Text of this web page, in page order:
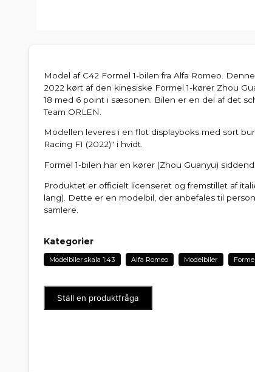
Model af C42 Formel 1-bilen fra Alfa Romeo.
2022 kørt af den kinesiske Formel 1-kører Zhou
18 med 6 point i sæsonen. Bilen er en del af det
Team ORLEN.
Modellen leveres i en flot displayboks med sort
Racing F1 (2022)" i hvidt.
Formel 1-bilen har en kører (Zhou Guanyu)
Produktet er officielt licenseret og fremstillet af
lang). Dette er en modelbil, der anbefales til
samlere.
Kategorier
Modelbiler skala 1:43 Alfa Romeo Modelbiler
Ställ en produktfråga